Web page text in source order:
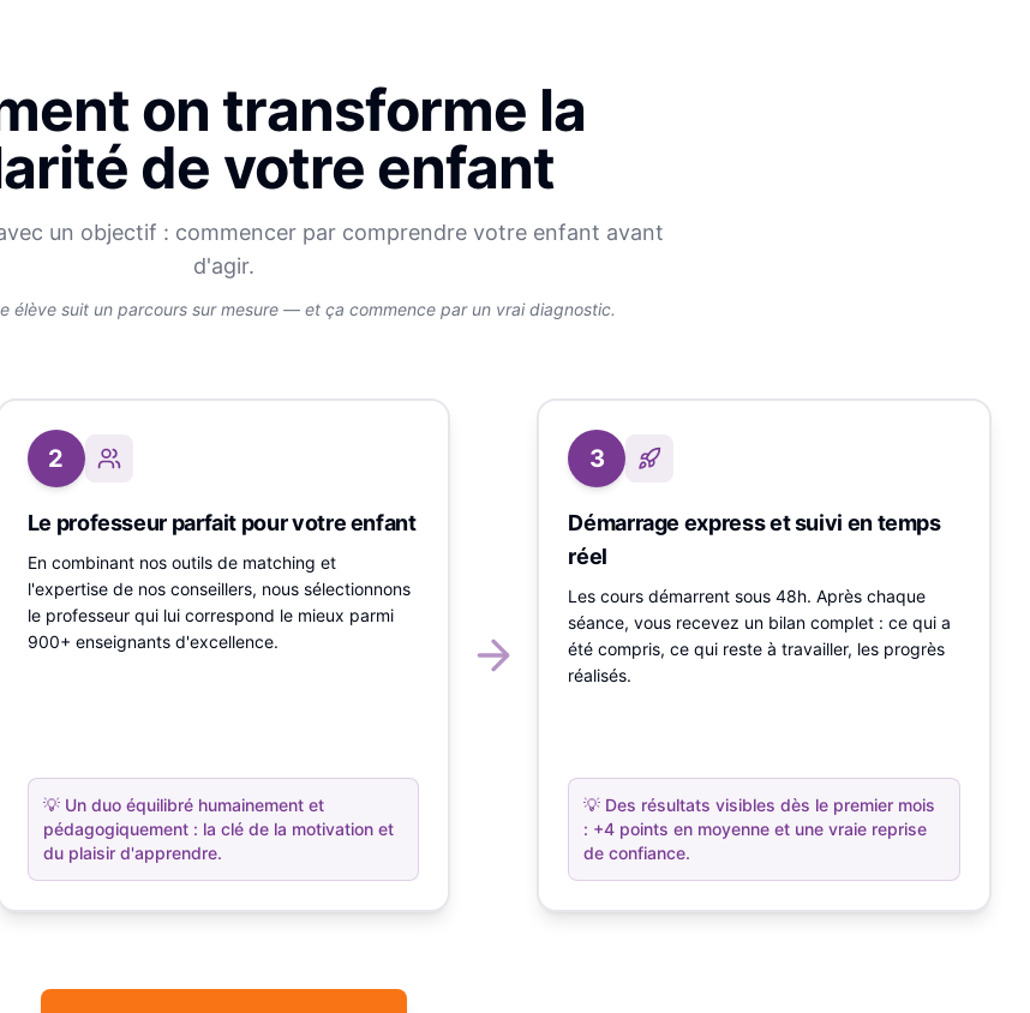
on transforme la
de votre enfant
un objectif : commencer par comprendre votre enfant avant
d'agir.
élève suit un parcours sur mesure — et ça commence par un vrai diagnostic.
2
Le professeur parfait pour votre enfant
En combinant nos outils de matching et
l'expertise de nos conseillers, nous sélectionnons
le professeur qui lui correspond le mieux parmi
900+ enseignants d'excellence.
💡 Un duo équilibré humainement et
pédagogiquement : la clé de la motivation et
du plaisir d'apprendre.
3
Démarrage express et suivi en temps
réel
Les cours démarrent sous 48h. Après chaque
séance, vous recevez un bilan complet : ce qui a
été compris, ce qui reste à travailler, les progrès
réalisés.
💡 Des résultats visibles dès le premier mois
: +4 points en moyenne et une vraie reprise
de confiance.